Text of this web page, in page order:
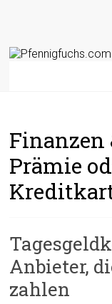
Finanzen
Prämie
Anbieter,
zahlen